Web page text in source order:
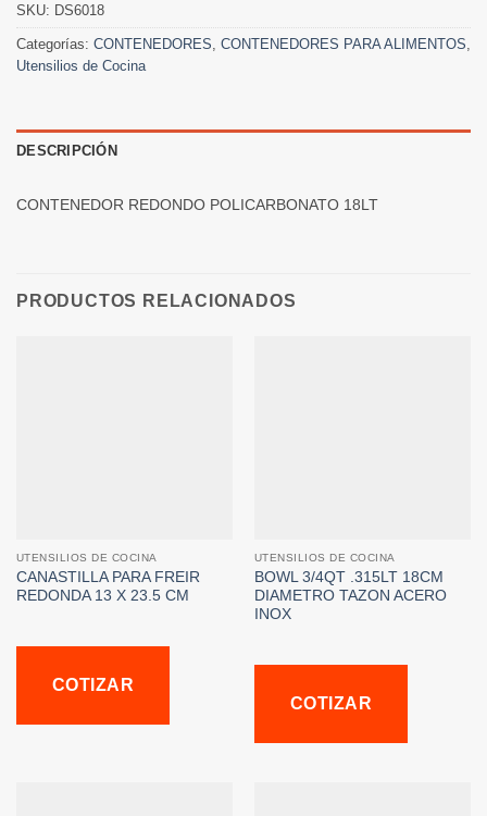
SKU: DS6018
Categorías: CONTENEDORES, CONTENEDORES PARA ALIMENTOS,
Utensilios de Cocina
DESCRIPCIÓN
CONTENEDOR REDONDO POLICARBONATO 18LT
PRODUCTOS RELACIONADOS
UTENSILIOS DE COCINA
CANASTILLA PARA FREIR
REDONDA 13 X 23.5 CM
COTIZAR
UTENSILIOS DE COCINA
BOWL 3/4QT .315LT 18CM
DIAMETRO TAZON ACERO
INOX
COTIZAR